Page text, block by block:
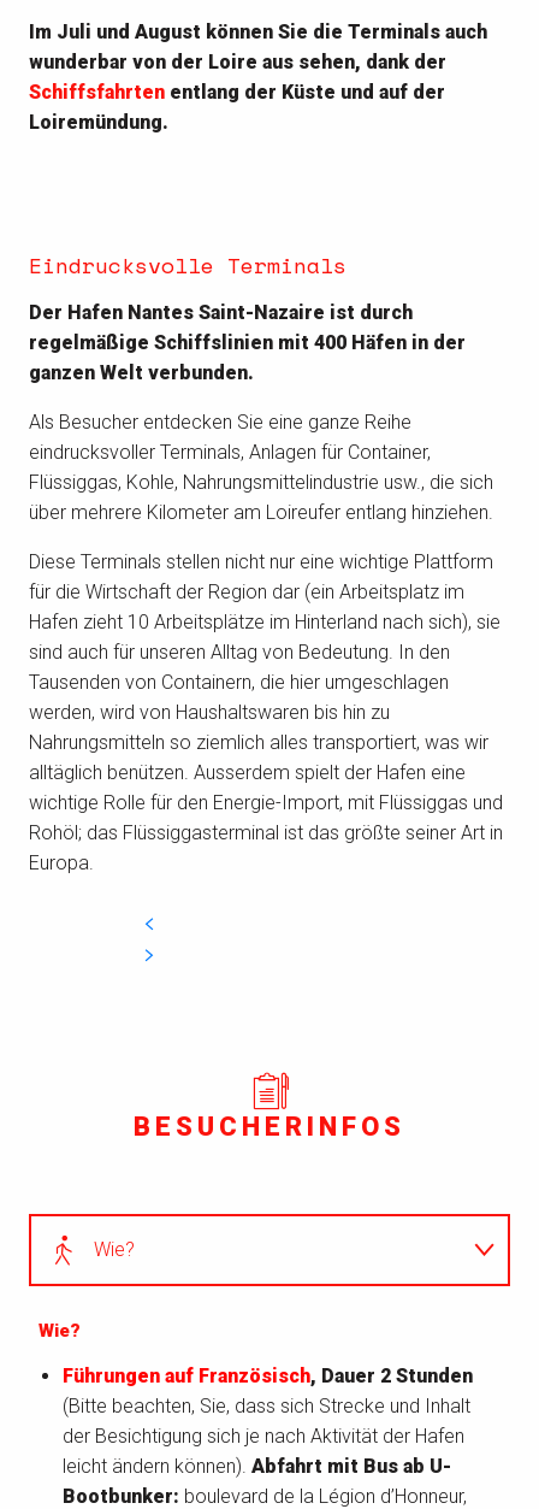
Im Juli und August können Sie die Terminals auch
wunderbar von der Loire aus sehen, dank der
Schiffsfahrten entlang der Küste und auf der
Loiremündung.
Eindrucksvolle Terminals
Der Hafen Nantes Saint-Nazaire ist durch
regelmäßige Schiffslinien mit 400 Häfen in der
ganzen Welt verbunden.
Als Besucher entdecken Sie eine ganze Reihe
eindrucksvoller Terminals, Anlagen für Container,
Flüssiggas, Kohle, Nahrungsmittelindustrie usw., die sich
über mehrere Kilometer am Loireufer entlang hinziehen.
Diese Terminals stellen nicht nur eine wichtige Plattform
für die Wirtschaft der Region dar (ein Arbeitsplatz im
Hafen zieht 10 Arbeitsplätze im Hinterland nach sich), sie
sind auch für unseren Alltag von Bedeutung. In den
Tausenden von Containern, die hier umgeschlagen
werden, wird von Haushaltswaren bis hin zu
Nahrungsmitteln so ziemlich alles transportiert, was wir
alltäglich benützen. Ausserdem spielt der Hafen eine
wichtige Rolle für den Energie-Import, mit Flüssiggas und
Rohöl; das Flüssiggasterminal ist das größte seiner Art in
Europa.
BESUCHERINFOS
Wie?
Kalender
Wo?
Wie?
Führungen auf Französisch, Dauer 2 Stunden
(Bitte beachten, Sie, dass sich Strecke und Inhalt
der Besichtigung sich je nach Aktivität der Hafen
leicht ändern können). Abfahrt mit Bus ab U-
Bootbunker: boulevard de la Légion d’Honneur,